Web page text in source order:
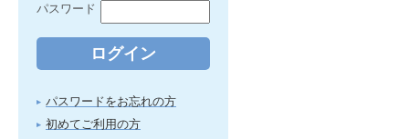
パスワード
パスワードをお忘れの方
初めてご利用の方